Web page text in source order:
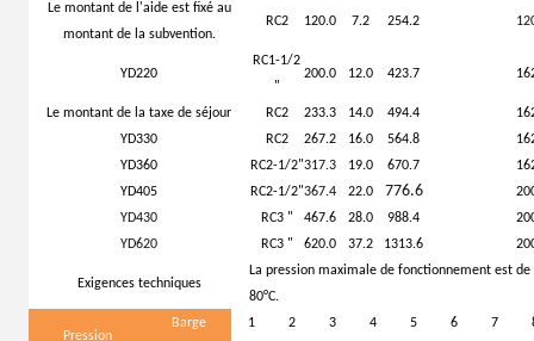
Le montant de l'aide est fixé au
montant de la subvention.
RC2 120.0 7.2 254.2
YD220
RC1-1/2
"
200.0 12.0 423.7
Le montant de la taxe de séjour RC2 233.3 14.0 494.4
YD330
RC2 267.2 16.0 564.8
YD360
RC2-1/2"317.3 19.0 670.7
YD405
RC2-1/2"367.4 22.0 776.6
YD430
RC3 " 467.6 28.0 988.4
YD620
RC3 " 620.0 37.2 1313.6
Exigences techniques
La pression maximale de fonctionnement est
80°C.
Pression
Barge 1 2 3 4 5 6 7